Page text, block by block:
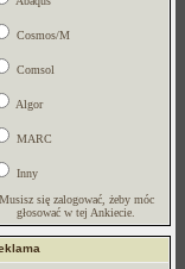
Cosmos/M
Comsol
Algor
MARC
Inny
Musisz się zalogować, żeby móc
głosować w tej Ankiecie.